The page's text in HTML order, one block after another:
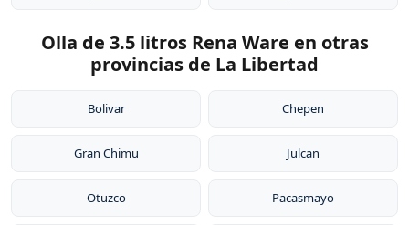
Olla de 3.5 litros Rena Ware en otras
provincias de La Libertad
Bolivar Chepen
Gran Chimu Julcan
Otuzco Pacasmayo